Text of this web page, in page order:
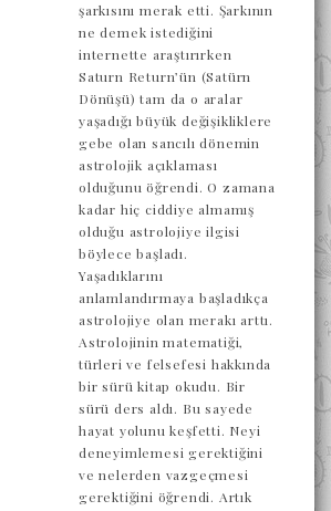
şarkısını merak etti. Şarkının
ne demek istediğini
internette araştırırken
Saturn Return’ün (Satürn
Dönüşü) tam da o aralar
yaşadığı büyük değişikliklere
gebe olan sancılı dönemin
astrolojik açıklaması
olduğunu öğrendi. O zamana
kadar hiç ciddiye almamış
olduğu astrolojiye ilgisi
böylece başladı.
Yaşadıklarını
anlamlandırmaya başladıkça
astrolojiye olan merakı arttı.
Astrolojinin matematiği,
türleri ve felsefesi hakkında
bir sürü kitap okudu. Bir
sürü ders aldı. Bu sayede
hayat yolunu keşfetti. Neyi
deneyimlemesi gerektiğini
ve nelerden vazgeçmesi
gerektiğini öğrendi. Artık